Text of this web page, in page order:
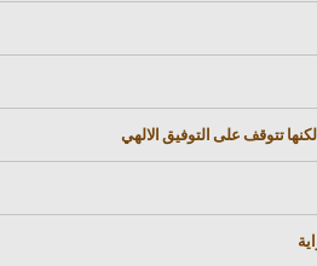
تتوقف على التوفيق الالهي